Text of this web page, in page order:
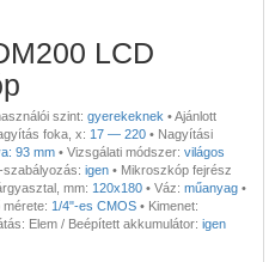
LCD
szint: gyerekeknek •Ajánlott
foka, x: 17 — 220 • Nagyítási
93 mm • Vizsgálati módszer: világos
igen • Mikroszkóp fejrész
mm: 120x180 • Váz: műanyag •
mérete: 1/4"-es CMOS • Kimenet:
Elem / Beépített akkumulátor: igen